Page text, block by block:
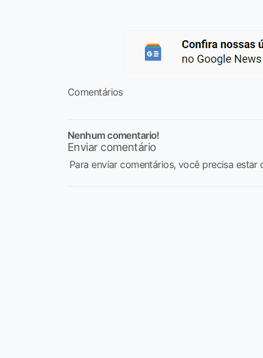
Comentários
Nenhum comentario!
Enviar comentário
Para enviar comentários, você precisa estar